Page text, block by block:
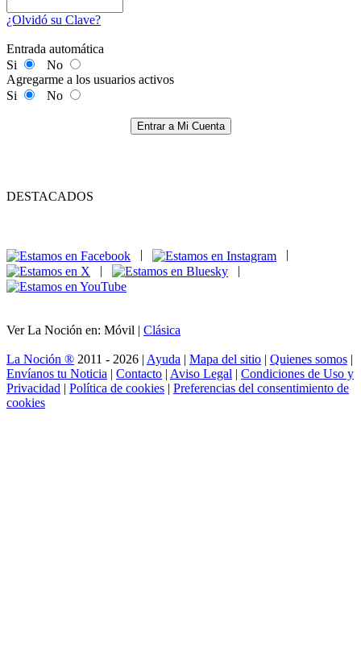
¿Olvidó su Clave?
Entrada automática
Si
No
Agregarme a los usuarios activos
Si
No
Entrar a Mi Cuenta
DESTACADOS
|
|
Ver La Noción en: Móvil | Clásica
La Noción ® 2011 - 2026 | Ayuda | Mapa del sitio | Quienes somos |
Envíanos tu Noticia | Contacto | Aviso Legal | Condiciones de Uso y
Privacidad | Política de cookies | Preferencias del consentimiento de
cookies